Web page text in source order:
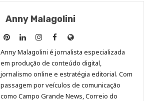
Anny Malagolini
Anny
Malagolini
no
Pinterest
Anny
Malagolini
no
LinkedIn
Anny
Malagolini
no
Instagram
Anny
Malagolini
no
Facebook
Site
de
Anny
Malagolini
Anny Malagolini é jornalista especializada
em produção de conteúdo digital,
jornalismo online e estratégia editorial. Com
passagem por veículos de comunicação
como Campo Grande News, Correio do